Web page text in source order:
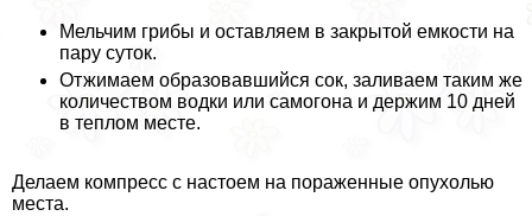
Мельчим грибы и оставляем в закрытой емкости на
пару суток.
Отжимаем образовавшийся сок, заливаем таким же
количеством водки или самогона и держим 10 дней
в теплом месте.
Делаем компресс с настоем на пораженные опухолью
места.